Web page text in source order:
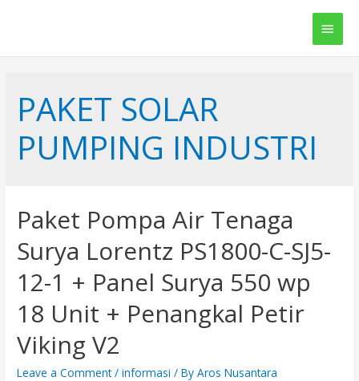
Main
PAKET SOLAR
PUMPING INDUSTRI
Paket Pompa Air Tenaga
Surya Lorentz PS1800-C-SJ5-
12-1 + Panel Surya 550 wp
18 Unit + Penangkal Petir
Viking V2
Leave a Comment /informasi / ByAros Nusantara